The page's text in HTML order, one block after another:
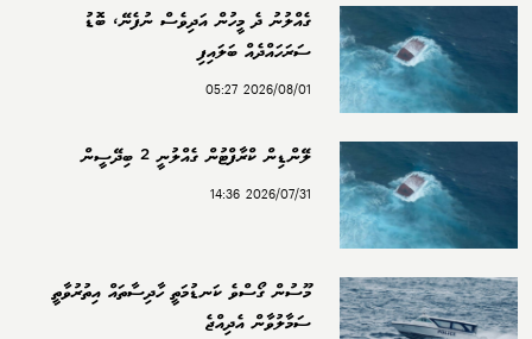
ގެއްލުނު ދެ މީހުން އަދިވެސް ނުފެނޭ، ބޮޑު
ސަރަހައްދެއް ބަލައިފި
2026/08/01 05:27
ލޭންޑިން ކްރާފްޓުން ގެއްލުނީ 2 ބިދޭސީން
2026/07/31 14:36
މޫސުން ގޯސްވެ ކަނޑުމަތީ ހާދިސާތައް އިތުރުވާތީ
ސަމާލުވާން އެދިއްޖެ